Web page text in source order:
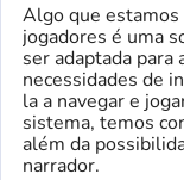
Algo que
jogadores é uma
ser adaptada para
necessidades de
la a navegar e
sistema, temos
além da
narrador.